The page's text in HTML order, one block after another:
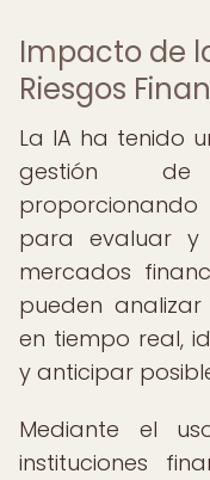
Impacto de
Riesgos
La IA ha tenido
gestión de
para evaluar y
mercados
pueden
en tiempo real,
y anticipar
Mediante el
instituciones